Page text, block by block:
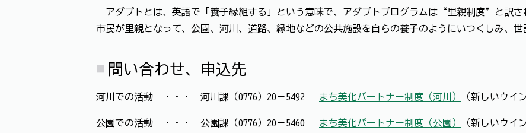
アダプトとは、英語で「養子縁組する」という意味で、アダプトプログラムは“里親制度”と訳さ
市民が里親となって、公園、河川、道路、緑地などの公共施設を自らの養子のようにいつくしみ、世
問い合わせ、申込先
河川での活動 ・・・ 河川課（0776）20－5492 まち美化パートナー制度（河川） （新しいウイ
公園での活動 ・・・ 公園課（0776）20－5460 まち美化パートナー制度（公園） （新しいウイ